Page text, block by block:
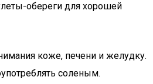
обереги для хорошей
коже, печени и желудку.
соленым.